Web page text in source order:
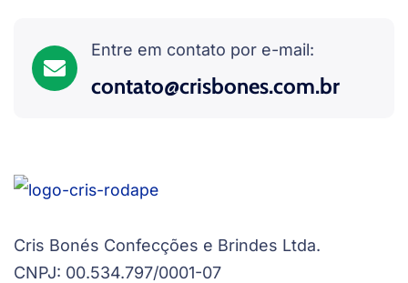
Entre em contato por e-mail:
contato@crisbones.com.br
Cris Bonés Confecções e Brindes Ltda.
CNPJ: 00.534.797/0001-07